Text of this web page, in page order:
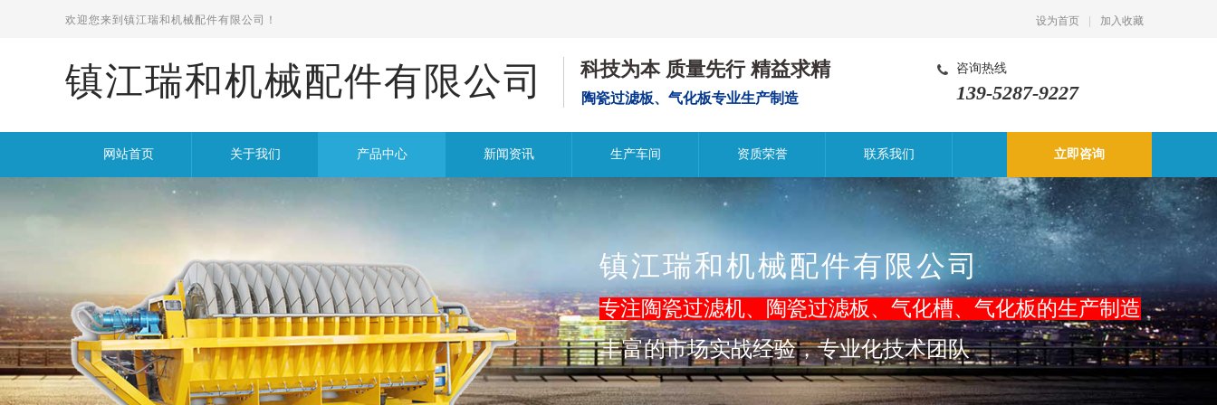
设为首页 加入收藏
欢迎您来到 镇江瑞和机械配件有限公司！
科技为本 质量先行 精益求精
陶瓷过滤板、气化板专业生产制造
咨询热线
139-5287-9227
镇江瑞和机械配件有限公司
网站首页 关于我们 产品中心 新闻资讯 生产车间 资质荣誉 联系我们 立即咨询
镇江瑞和机械配件有限公司
专注陶瓷过滤机、陶瓷过滤板、气化槽、气化板的生产制造
丰富的市场实战经验，专业化技术团队